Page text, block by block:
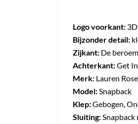
Logo voorkant:
Bijzonder detail:
Zijkant: De
Achterkant:Get
Merk: Lauren Rose
Model: Snapback
Klep:Gebogen,
Sluiting: Snapback